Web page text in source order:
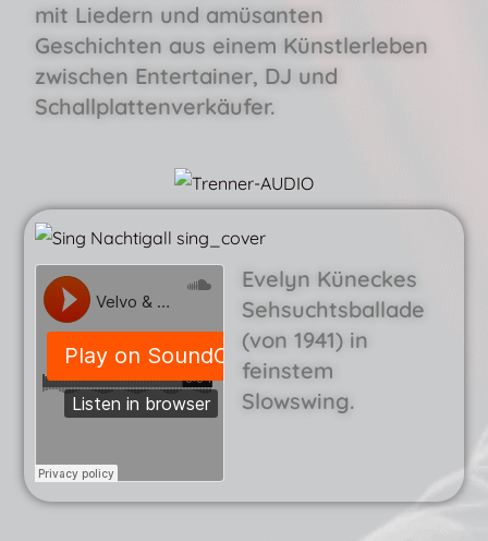
mit Liedern und amüsanten
Geschichten aus einem Künstlerleben
zwischen Entertainer, DJ und
Schallplattenverkäufer.
Evelyn Küneckes
Sehsuchtsballade
(von 1941) in
feinstem
Slowswing.